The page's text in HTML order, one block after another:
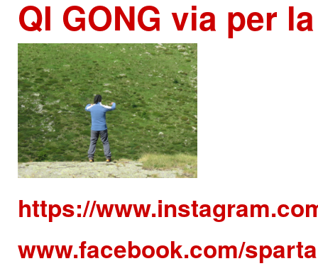
QI GONG via per
https://
www.facebook.com/